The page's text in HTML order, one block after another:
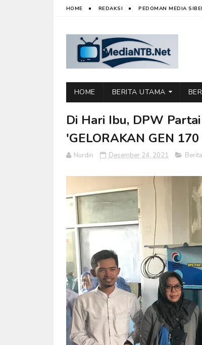
HOME REDAKSI PEDOMAN MEDIA
HOME BERITA UTAMA
Di Hari Ibu, DPW
'GELORAKAN GEN 170
Nurdin Desember 24, 2021